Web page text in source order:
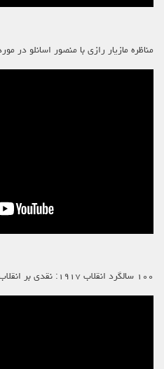
مناظره مازیار رازی با منصور اسانلو در
۱۰۰ سالگرد انقلاب ۱۹۱۷: نقدی بر انقلاب روسیه ۱۹۱۷